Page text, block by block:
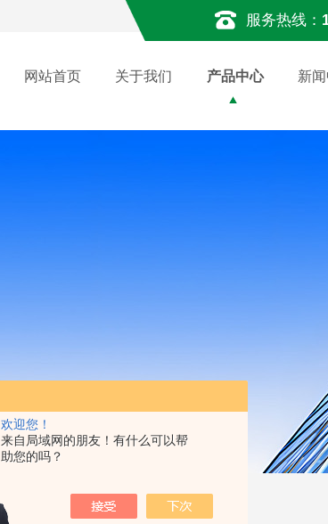
欢迎您！
来自局域网的朋友！有什么可以帮
助您的吗？
服务热线：
网站首页 关于我们 产品中心 新